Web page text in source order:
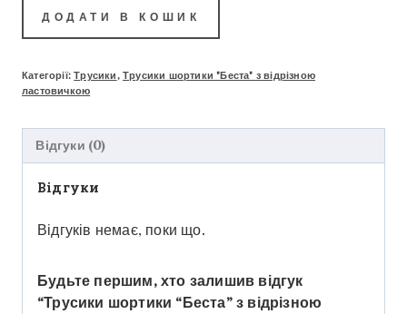
ДОДАТИ В КОШИК
Категорії:Трусики,Трусики шортики "Беста" з відрізною
ластовичкою
Відгуки (0)
Відгуки
Відгуків немає, поки що.
Будьте першим, хто залишив відгук
“Трусики шортики “Беста” з відрізною